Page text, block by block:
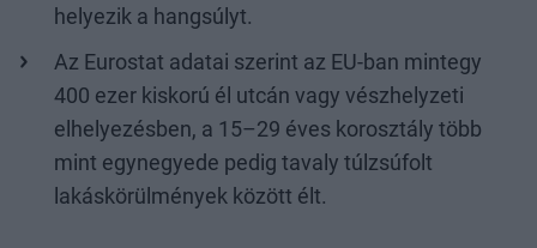
helyezik a hangsúlyt.
Az Eurostat adatai szerint az EU-ban mintegy
400 ezer kiskorú él utcán vagy vészhelyzeti
elhelyezésben, a 15–29 éves korosztály több
mint egynegyede pedig tavaly túlzsúfolt
lakáskörülmények között élt.